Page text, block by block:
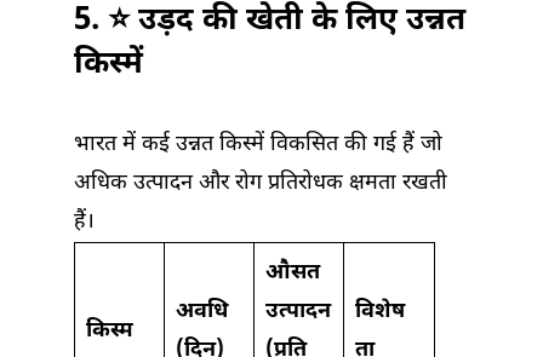
5. ⭐ उड़द की खेती के लिए उन्नत
किस्में
भारत में कई उन्नत किस्में विकसित की गई हैं जो
अधिक उत्पादन और रोग प्रतिरोधक क्षमता रखती
हैं।
किस्म
अवधि
(दिन)
औसत
उत्पादन
(प्रति
विशेष
ता